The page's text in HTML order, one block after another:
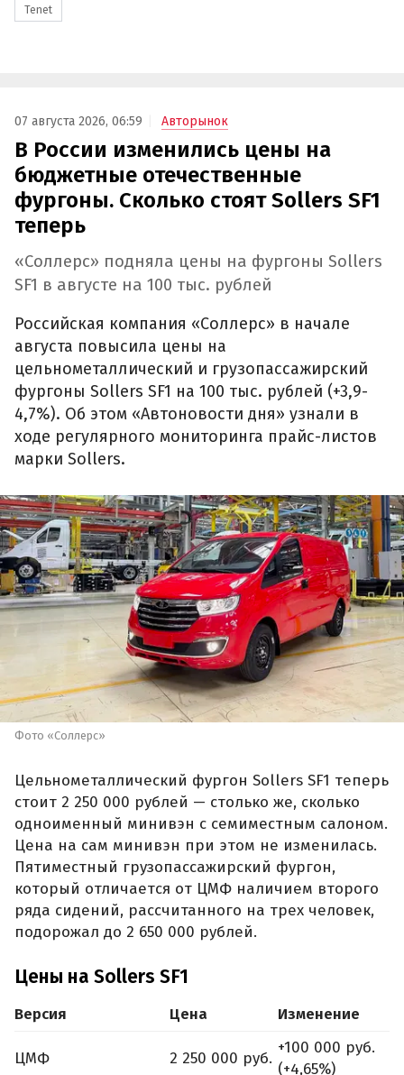
Tenet
07 августа 2026, 06:59 Авторынок
В России изменились цены на
бюджетные отечественные
фургоны. Сколько стоят Sollers SF1
теперь
«Соллерс» подняла цены на фургоны Sollers
SF1 в августе на 100 тыс. рублей
Российская компания «Соллерс» в начале
августа повысила цены на
цельнометаллический и грузопассажирский
фургоны Sollers SF1 на 100 тыс. рублей (+3,9-
4,7%). Об этом «Автоновости дня» узнали в
ходе регулярного мониторинга прайс-листов
марки Sollers.
Фото «Соллерс»
Цельнометаллический фургон Sollers SF1 теперь
стоит 2 250 000 рублей — столько же, сколько
одноименный минивэн с семиместным салоном.
Цена на сам минивэн при этом не изменилась.
Пятиместный грузопассажирский фургон,
который отличается от ЦМФ наличием второго
ряда сидений, рассчитанного на трех человек,
подорожал до 2 650 000 рублей.
Цены на Sollers SF1
Версия Цена Изменение
ЦМФ 2 250 000 руб.
+100 000 руб.
(+4,65%)